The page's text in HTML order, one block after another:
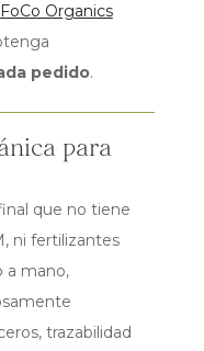
Organics
pedido.
para
que no tiene
ni fertilizantes
a mano,
trazabilidad